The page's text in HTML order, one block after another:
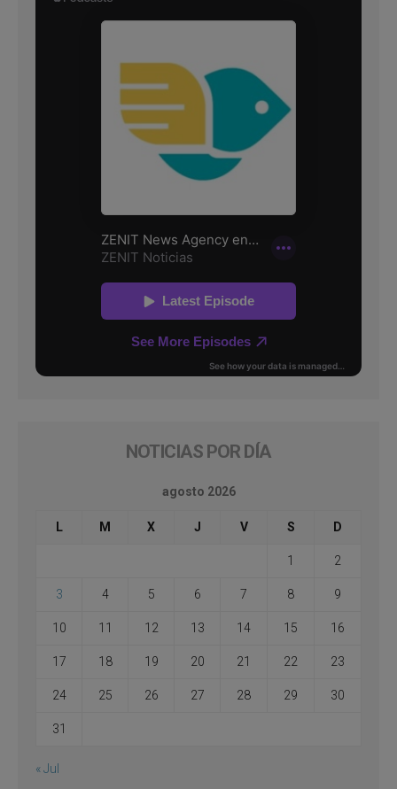
NOTICIAS POR DÍA
agosto 2026
L M X J V S D
1 2
3 4 5 6 7 8 9
10 11 12 13 14 15 16
17 18 19 20 21 22 23
24 25 26 27 28 29 30
31
« Jul